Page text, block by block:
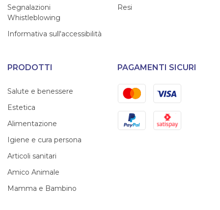
Segnalazioni
Whistleblowing
Informativa sull'accessibilità
Resi
PRODOTTI
Salute e benessere
Estetica
Alimentazione
Igiene e cura persona
Articoli sanitari
Amico Animale
Mamma e Bambino
PAGAMENTI SICURI
MastercardVisa
PayPal Satispay